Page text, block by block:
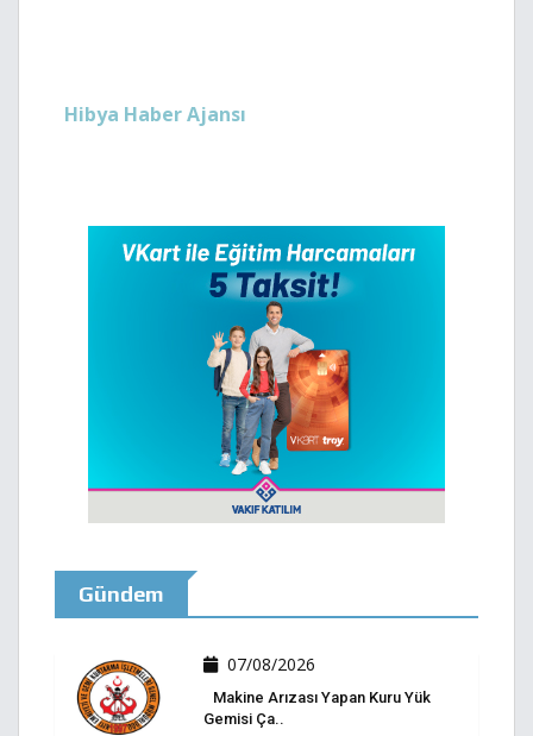
Hibya Haber Ajansı
Gündem
07/08/2026
Makine Arızası Yapan Kuru Yük
Gemisi Ça..